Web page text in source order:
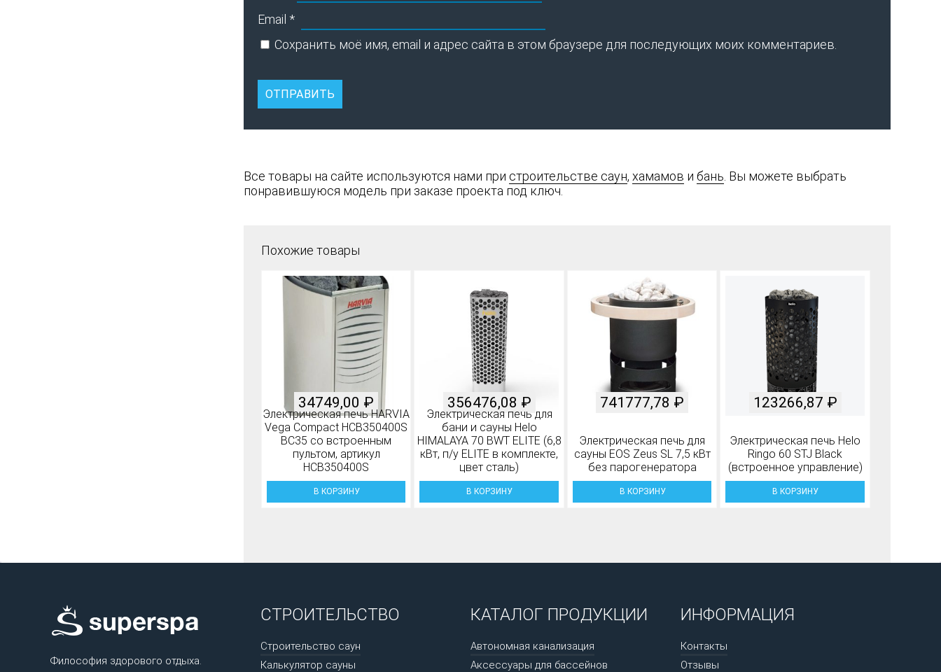
Email *
Сохранить моё имя, email и адрес сайта в этом браузере для последующих моих комментариев.
Все товары на сайте используются нами при строительстве саун, хамамов и бань . Вы можете выбрать
понравившуюся модель при заказе проекта под ключ.
Похожие товары
Электрическая печь HARVIA
Vega Compact HCB350400S
BC35 со встроенным
пультом, артикул
HCB350400S
34749,00 ₽
В КОРЗИНУ
Электрическая печь для
бани и сауны Helo
HIMALAYA 70 BWT ELITE (6,8
кВт, п/у ELITE в комплекте,
цвет сталь)
356476,08 ₽
В КОРЗИНУ
Электрическая печь для
сауны EOS Zeus SL 7,5 кВт
без парогенератора
741777,78 ₽
В КОРЗИНУ
Электрическая печь Helo
Ringo 60 STJ Black
(встроенное управление)
123266,87 ₽
В КОРЗИНУ
Философия здорового отдыха.
СТРОИТЕЛЬСТВО
Строительство саун
Калькулятор сауны
КАТАЛОГ ПРОДУКЦИИ
Автономная канализация
Аксессуары для бассейнов
ИНФОРМАЦИЯ
Контакты
Отзывы